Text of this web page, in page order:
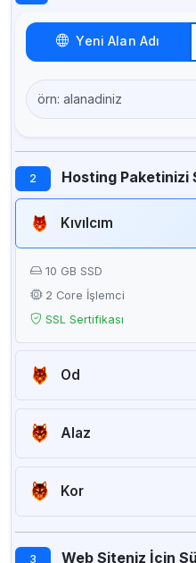
Yeni Alan Adı
2 Hosting Paketinizi
Kıvılcım
10 GB SSD
2 Core İşlemci
SSL Sertifikası
Od
20 GB SSD
2 Core İşlemci
Alaz
50 GB SSD
4 Core İşlemci
Kor
Sınırsız SSD
3 Web Siteniz İçin